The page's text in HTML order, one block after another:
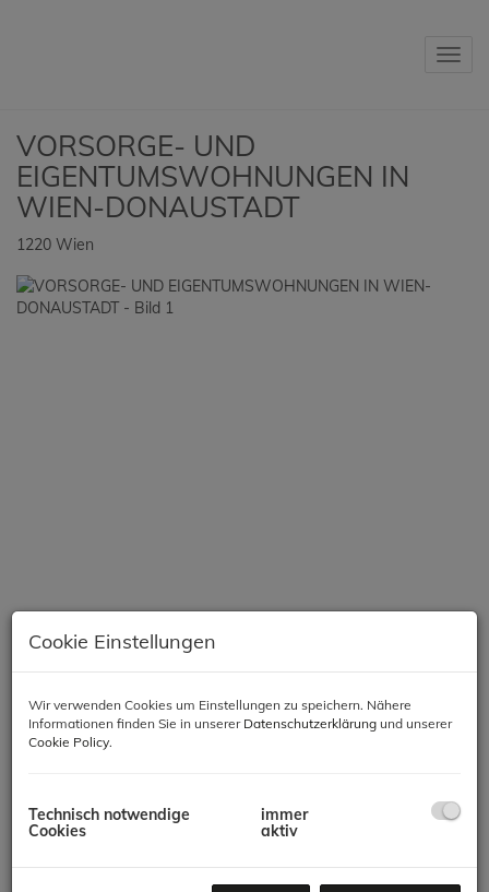
VORSORGE- UND
EIGENTUMSWOHNUNGEN IN
WIEN-DONAUSTADT
1220 Wien
Beschreibung
Ihre ideale Investition und Altersvorsorge!
Cookie Einstellungen
Wir verwenden Cookies um Einstellungen zu speichern. Nähere
Informationen finden Sie in unserer Datenschutzerklärung und unserer
Cookie Policy.
Technisch notwendige
Cookies
immer
aktiv